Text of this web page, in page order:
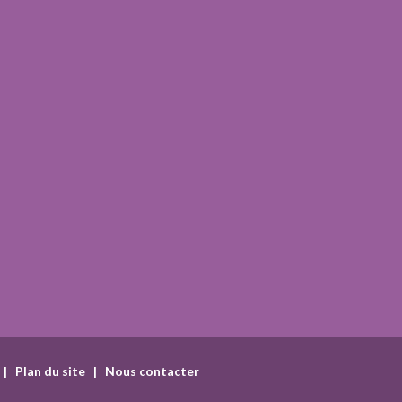
| Plan du site | Nous contacter